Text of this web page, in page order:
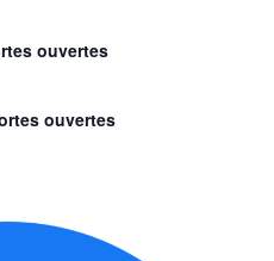
ouvertes
ouvertes